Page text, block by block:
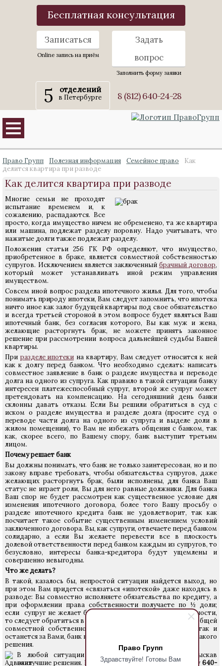
Право Групп
Здравствуйте! Готовы Вам
Бесплатная консультация
Записаться
Online запись на приём
Задать
вопрос
Заполнить форму заявки
5 отделений
в Петербурге 8 (812) 640-24-28
Право Групп Полезная информация Семейное право
Как
делится квартира при разводе
Как делится квартира при разводе
Многие семьи не проходят
испытание временем и, к
сожалению, распадаются. Все
просто, когда имущество ничем не обременено, та же квартира
или машина, подлежат разделу поровну. Надо учитывать, что
нажитые долги также подлежат разделу.
Положения статьи 256 ГК РФ определяют, что имущество,
приобретенное в браке, является совместной собственностью
супругов. Исключением является заключенный брачный договор,
который может устанавливать иной режим управления
имуществом.
Совсем иной вопрос раздела ипотечного жилья. Для того, чтобы
понимать природу ипотеки, Вам следует запомнить, что ипотека
ничто иное как залог будущей квартиры под свое обязательство
и всегда третьей стороной в этом вопросе будет являться Ваш
ипотечный банк, без согласия которого, Вы как муж и жена,
желающие расторгнуть брак, не можете принять законное
решение при рассмотрении вопроса дальнейшей судьбы Вашей
квартиры.
При разделе ипотекина квартиру, Вам следует относится к ней
как к долгу перед банком. Что необходимо сделать: написать
совместное заявление в банк о разделе имущества и переводе
долга на одного из супруга. Как правило в такой ситуации банку
интересен платежеспособный супруг, второй же супруг может
претендовать на компенсацию. На сегодняшний день банки
склонны давать отказы. Если Вы решили обратиться в суд с
иском о разделе имущества и разделе долга (просите суд о
переводе части долга на одного из супруга и выделе доли в
жилом помещении), то Вам не избежать общения с банком, так
как, скорее всего, по Вашему спору, банк выступит третьим
лицом.
Почему решает банк
Вы должны понимать, что банк не только заинтересован, но и по
закону вправе требовать, чтобы обязательства супругов, даже
желающих расторгнуть брак, были исполнены, для банка Ваш
статус не играет роли, Вы для него равные должники. Для банка
Ваш спор не будет рассмотрен как существенное условие для
изменения ипотечного договора, более того Вашу просьбу о
разделе ипотечного кредита банк не удовлетворит, так как
посчитает такое событие существенным изменением условий
заключенного договора. Вы, как супруги, отвечаете перед банком
солидарно, а если Вы желаете перевести все в плоскость
долевой ответственности перед банком каждым из супругов, то
безусловно, интересы банка-кредитора будут ущемлены и
совершенно невыгодны.
Что же делать?
В такой, казалось бы, непростой ситуации найдется выход, но
при этом Вам придется «связаться «ипотекой» даже находясь в
разводе: Вы совместно исполняете обязательства по кредиту, а
при оформлении права собственности получаете по ½ доли;
если супруг не желает быть стороной в общей собственности,
то следует обратиться в суд с иском о прекращении права общей
совместной собственности; при этом кредитный долг так и
останется за Вами, банк не будет возражать при принятии такого
решения.
В любой ситуации можно найти компромисс, изыскав
наилучшие решения. Вы можете позвонить по телефону640-